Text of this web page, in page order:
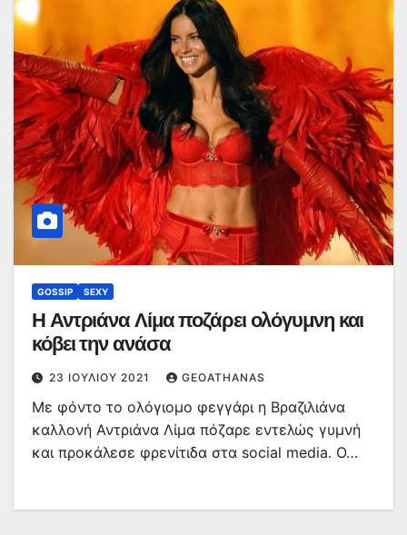
GOSSIP SEXY
Η Αντριάνα Λίμα ποζάρει ολόγυμνη και
κόβει την ανάσα
23 ΙΟΥΛΊΟΥ 2021 GEOATHANAS
Με φόντο το ολόγιομο φεγγάρι η Βραζιλιάνα
καλλονή Αντριάνα Λίμα πόζαρε εντελώς γυμνή
και προκάλεσε φρενίτιδα στα social media. Ο…